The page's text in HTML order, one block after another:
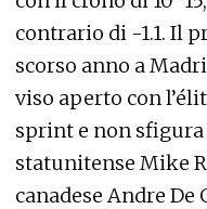
contrario di -1.1. Il
scorso anno a
viso aperto con
sprint e non
statunitense Mike
canadese Andre